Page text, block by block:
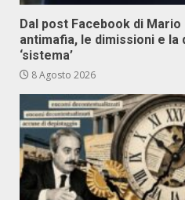
Dal post Facebook di Mario
antimafia, le dimissioni e la
‘sistema’
8 Agosto 2026